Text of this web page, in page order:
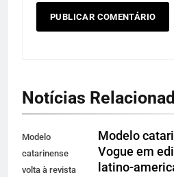
Notícias
Modelo
catarinense
volta à revista
Modelo
Vogue em
latino-